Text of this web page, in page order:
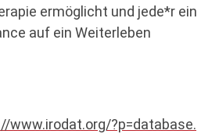
ermöglicht und jede*r ein
auf ein Weiterleben
www.irodat.org/?p=database.